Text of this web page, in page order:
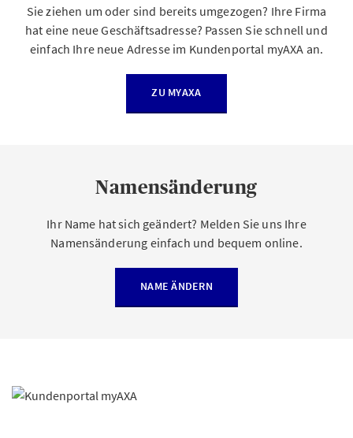
Sie ziehen um oder sind bereits umgezogen? Ihre Firma
hat eine neue Geschäftsadresse? Passen Sie schnell und
einfach Ihre neue Adresse im Kundenportal myAXA an.
ZU MYAXA
Namensänderung
Ihr Name hat sich geändert? Melden Sie uns Ihre
Namensänderung einfach und bequem online.
NAME ÄNDERN